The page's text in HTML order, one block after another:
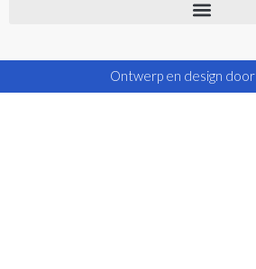
Ontwerp en design door